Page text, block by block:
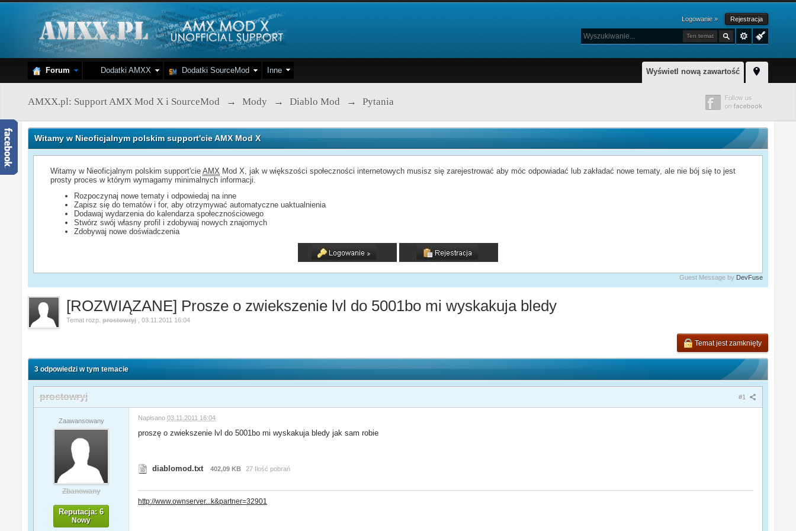
Logowanie » Rejestracja
Ten temat
Wyświetl nową zawartość
Forum Dodatki AMXX Dodatki SourceMod Inne
AMXX.pl: Support AMX Mod X i SourceMod → Mody → Diablo Mod → Pytania
Witamy w Nieoficjalnym polskim support'cie AMX Mod X
Witamy w Nieoficjalnym polskim support'cieAMX Mod X, jak w większości społeczności internetowych musisz się zarejestrować aby móc odpowiadać lub zakładać nowe tematy, ale nie bój się to jest
prosty proces w którym wymagamy minimalnych informacji.
Rozpoczynaj nowe tematy i odpowiedaj na inne
Zapisz się do tematów i for, aby otrzymywać automatyczne uaktualnienia
Dodawaj wydarzenia do kalendarza społecznościowego
Stwórz swój własny profil i zdobywaj nowych znajomych
Zdobywaj nowe doświadczenia
Guest Message by DevFuse
[ROZWIĄZANE] Prosze o zwiekszenie lvl do 5001bo mi wyskakuja bledy
Temat rozp.prostowryj ,03.11.2011 16:04
Temat jest zamknięty
3 odpowiedzi w tym temacie
#1
prostowryj
Zaawansowany
Zbanowany
Reputacja: 6
Nowy
Napisano03.11.2011 16:04
proszę o zwiekszenie lvl do 5001bo mi wyskakuja bledy jak sam robie
diablomod.txt 402,09 KB 27 Ilość pobrań
http://www.ownserver...k&partner=32901